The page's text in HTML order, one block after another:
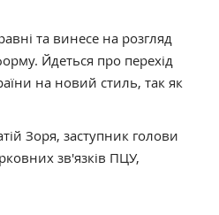
та винесе на розгляд
Йдеться про перехід
на новий стиль, так як
Зоря, заступник голови
зв'язків ПЦУ,